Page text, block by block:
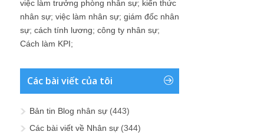
việc làm trưởng phòng nhân sự; kiến thức
nhân sự; việc làm nhân sự; giám đốc nhân
sự; cách tính lương; công ty nhân sự;
Cách làm KPI;
Các bài viết của tôi
Bản tin Blog nhân sự (443)
Các bài viết về Nhân sự (344)